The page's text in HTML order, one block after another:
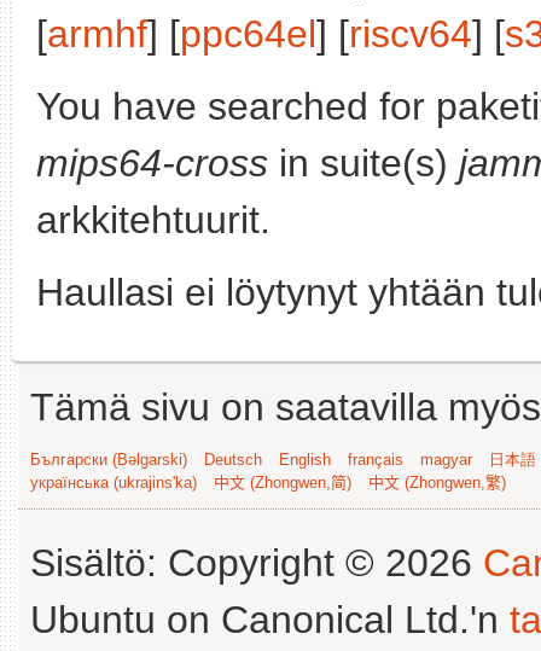
[armhf] [ppc64el] [riscv64] [
You have searched for
mips64-cross in suite(s)
arkkitehtuurit.
Haullasi ei löytynyt yhtään
Tämä sivu on saatavilla
Български (Bəlgarski) Deutsch English français magyar
日本
українська (ukrajins'ka)
中文 (Zhongwen,简) 中文 (Zhongwen,繁)
Sisältö: Copyright © 2026
Ubuntu on Canonical Ltd.'n